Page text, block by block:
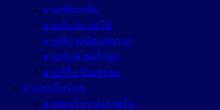
ยาแก้ท้องเสีย
ยาแก้ปวด ลดไข้
ยาแก้ปวดท้องลดกรด
ยาแก้แพ้ ลดน้ำมูก
ยาแก้ไอ ขับเสมหะ
ยาแผนโบราณ
ยาแผนโบราณภายใน